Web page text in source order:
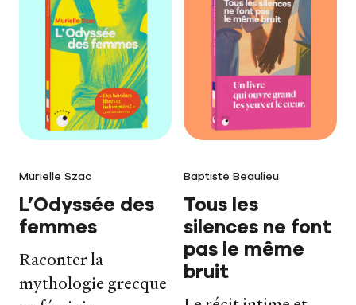
Murielle Szac
L’Odyssée des
femmes
Raconter la
mythologie grecque
Baptiste Beaulieu
Tous les
silences ne font
pas le même
bruit